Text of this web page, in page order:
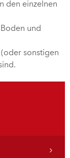
den einzelnen
und
(oder sonstigen